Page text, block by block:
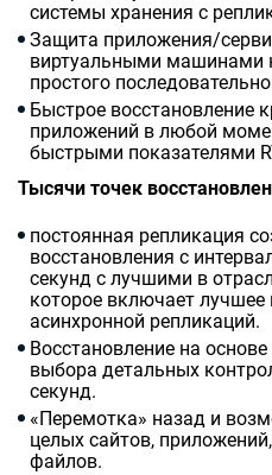
системы хранения с
Защита приложения/
виртуальными машинами
простого
Быстрое восстановление
приложений в любой
быстрыми показателями
Тысячи точек
постоянная репликация
восстановления с
секунд с лучшими в
которое включает лучшее
асинхронной репликаций.
Восстановление на
выбора детальных
секунд.
«Перемотка» назад и
целых сайтов,
файлов.